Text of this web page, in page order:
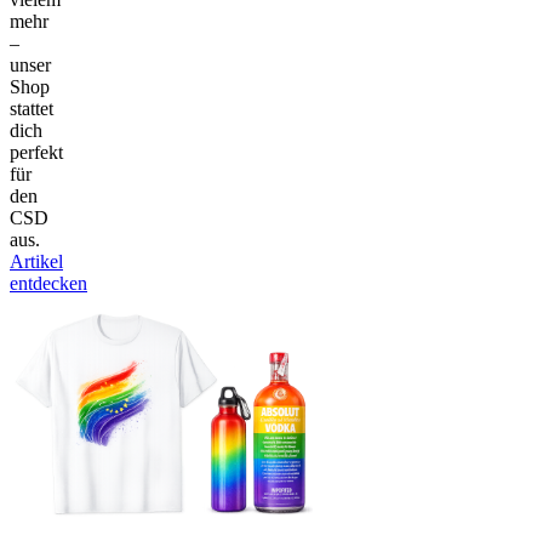
mehr
–
unser
Shop
stattet
dich
perfekt
für
den
CSD
aus.
Artikel
entdecken